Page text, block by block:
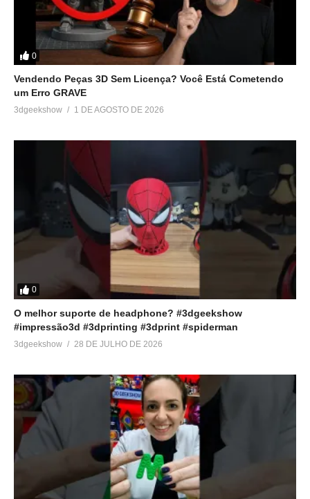
0
Vendendo Peças 3D Sem Licença? Você Está Cometendo
um Erro GRAVE
3dgeekshow 1 DE AGOSTO DE 2026
0
O melhor suporte de headphone? #3dgeekshow
#impressão3d #3dprinting #3dprint #spiderman
3dgeekshow 28 DE JULHO DE 2026